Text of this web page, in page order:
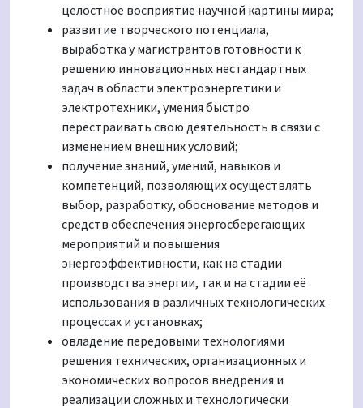
целостное восприятие научной картины мира;
развитие творческого потенциала,
выработка у магистрантов готовности к
решению инновационных нестандартных
задач в области электроэнергетики и
электротехники, умения быстро
перестраивать свою деятельность в связи с
изменением внешних условий;
получение знаний, умений, навыков и
компетенций, позволяющих осуществлять
выбор, разработку, обоснование методов и
средств обеспечения энергосберегающих
мероприятий и повышения
энергоэффективности, как на стадии
производства энергии, так и на стадии её
использования в различных технологических
процессах и установках;
овладение передовыми технологиями
решения технических, организационных и
экономических вопросов внедрения и
реализации сложных и технологически